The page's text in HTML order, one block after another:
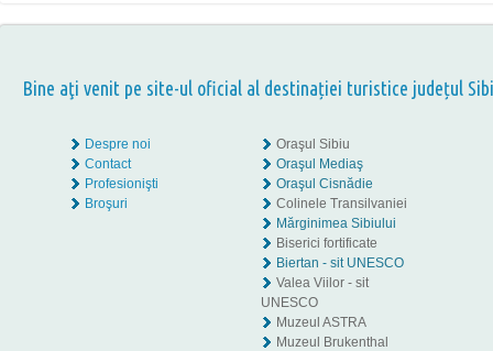
Bine aţi venit pe site-ul oficial al destinației turistice județul
Despre noi
Contact
Profesionişti
Broşuri
Oraşul Sibiu
Oraşul Mediaş
Oraşul Cisnădie
Colinele Transilvaniei
Mărginimea Sibiului
Biserici fortificate
Biertan - sit UNESCO
Valea Viilor - sit
UNESCO
Muzeul ASTRA
Muzeul Brukenthal